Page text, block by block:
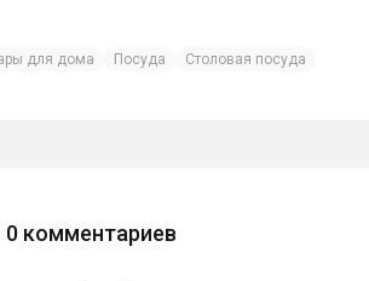
для дома Посуда Столовая посуда
0 комментариев